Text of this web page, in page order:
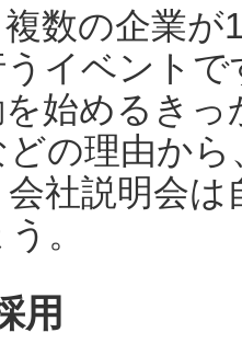
数の企業
イベント
始めるき
の理由か
社説明会
。
用